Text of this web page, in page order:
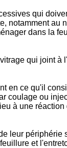
qui
notamment au
dans la
qui joint à
en ce qu'il
coulage ou
à une
leur périphérie
et